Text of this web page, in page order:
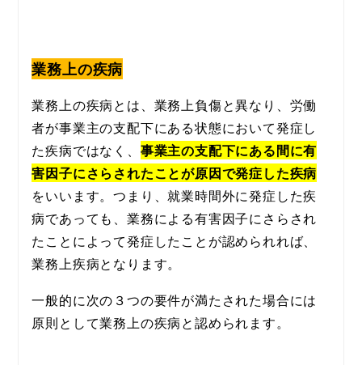
業務上の疾病
業務上の疾病とは、業務上負傷と異なり、労働
者が事業主の支配下にある状態において発症し
た疾病ではなく、 事業主の支配下にある間に有
害因子にさらされたことが原因で発症した疾病
をいいます。つまり、就業時間外に発症した疾
病であっても、業務による有害因子にさらされ
たことによって発症したことが認められれば、
業務上疾病となります。
一般的に次の３つの要件が満たされた場合には
原則として業務上の疾病と認められます。